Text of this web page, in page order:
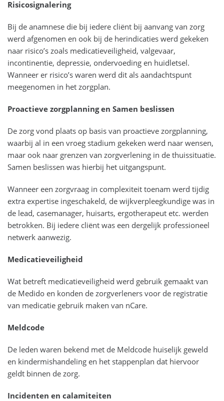
Risicosignalering
Bij de anamnese die bij iedere cliënt bij aanvang van zorg
werd afgenomen en ook bij de herindicaties werd gekeken
naar risico’s zoals medicatieveiligheid, valgevaar,
incontinentie, depressie, ondervoeding en huidletsel.
Wanneer er risico’s waren werd dit als aandachtspunt
meegenomen in het zorgplan.
Proactieve zorgplanning en Samen beslissen
De zorg vond plaats op basis van proactieve zorgplanning,
waarbij al in een vroeg stadium gekeken werd naar wensen,
maar ook naar grenzen van zorgverlening in de thuissituatie.
Samen beslissen was hierbij het uitgangspunt.
Wanneer een zorgvraag in complexiteit toenam werd tijdig
extra expertise ingeschakeld, de wijkverpleegkundige was in
de lead, casemanager, huisarts, ergotherapeut etc. werden
betrokken. Bij iedere cliënt was een dergelijk professioneel
netwerk aanwezig.
Medicatieveiligheid
Wat betreft medicatieveiligheid werd gebruik gemaakt van
de Medido en konden de zorgverleners voor de registratie
van medicatie gebruik maken van nCare.
Meldcode
De leden waren bekend met de Meldcode huiselijk geweld
en kindermishandeling en het stappenplan dat hiervoor
geldt binnen de zorg.
Incidenten en calamiteiten